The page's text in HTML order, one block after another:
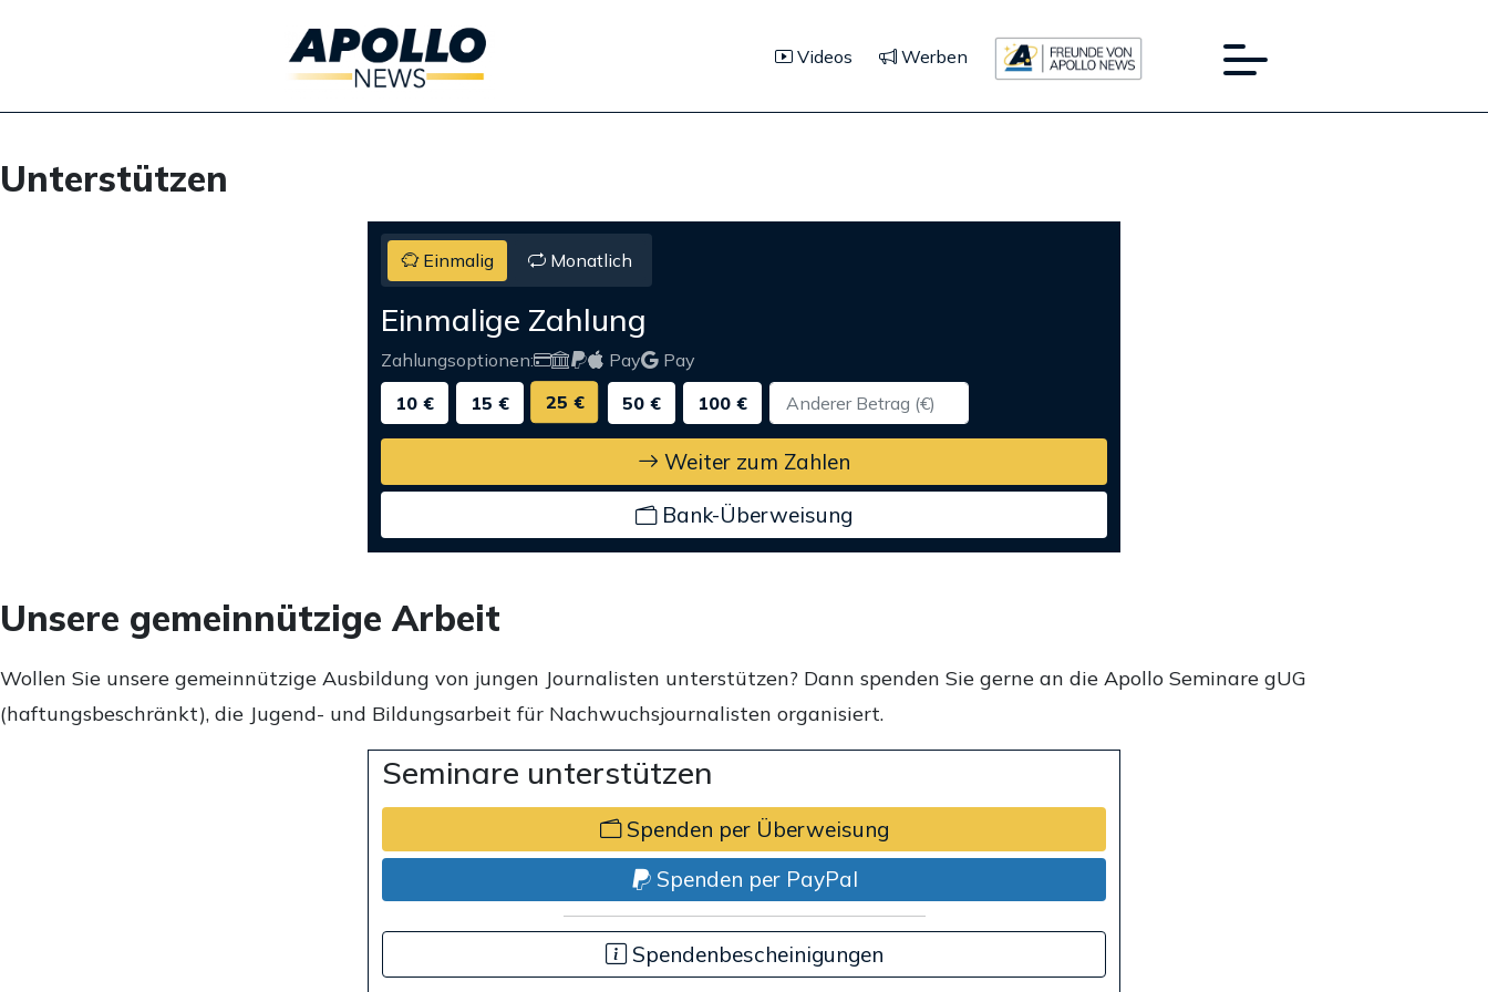
Videos Werben
Unterstützen
Einmalig Monatlich
Einmalige Zahlung
Zahlungsoptionen: Pay
Pay
10 €
15 € 25 € 50 € 100 €
Weiter zum Zahlen
Bank-Überweisung
Unsere gemeinnützige Arbeit
Wollen Sie unsere gemeinnützige Ausbildung von jungen Journalisten unterstützen? Dann spenden Sie gerne an die Apollo Seminare gUG
(haftungsbeschränkt), die Jugend- und Bildungsarbeit für Nachwuchsjournalisten organisiert.
Seminare unterstützen
Spenden per Überweisung
Spenden per PayPal
Spendenbescheinigungen